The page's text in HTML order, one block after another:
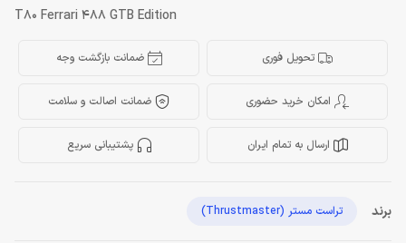
T80 Ferrari 488 GTB Edition
تحویل فوری ضمانت بازگشت وجه
امکان خرید حضوری ضمانت اصالت و سلامت
ارسال به تمام ایران پشتیبانی سریع
برند تراست مستر (Thrustmaster)